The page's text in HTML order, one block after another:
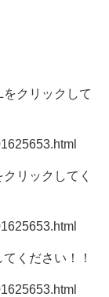
クリックして
リックしてく
ださい！！